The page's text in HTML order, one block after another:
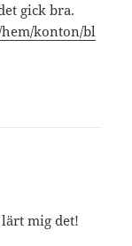
gick bra.
hem/konton/bl
mig det!